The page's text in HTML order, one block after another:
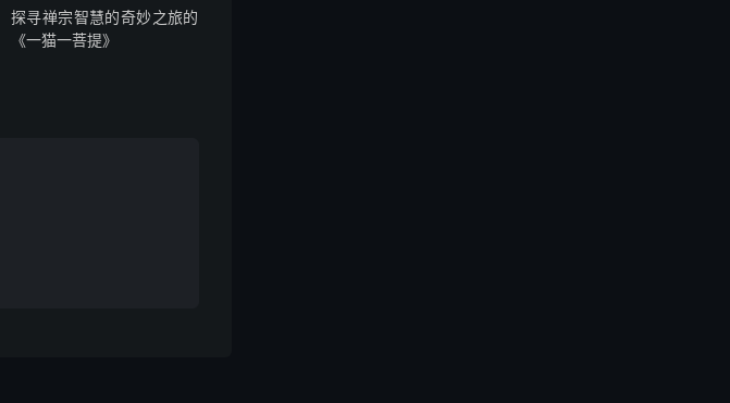
探寻禅宗智慧的奇妙之旅的
《一猫一菩提》